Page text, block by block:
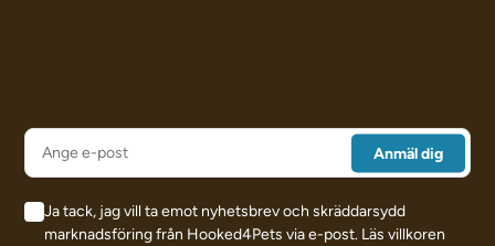
Ja tack, jag vill ta emot nyhetsbrev och skräddarsydd
marknadsföring från Hooked4Pets via e-post. Läs villkoren